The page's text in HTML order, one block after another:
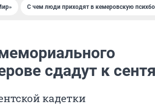
С чем люди приходят в кемеровскую
сдадут к
кадетки